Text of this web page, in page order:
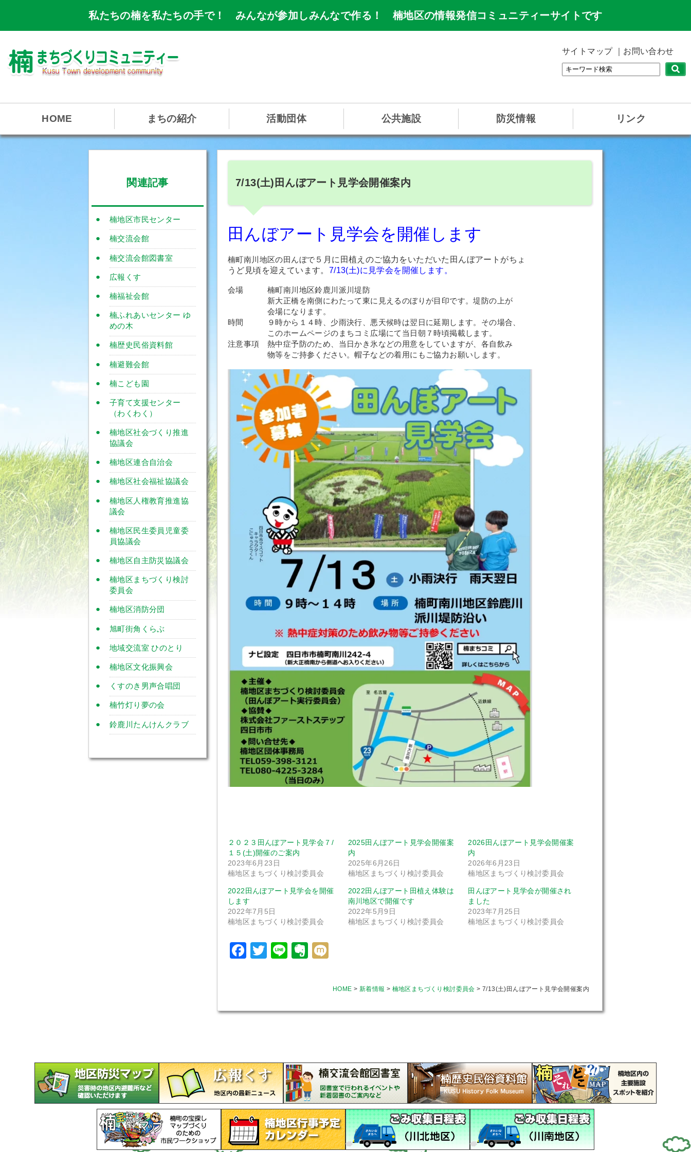
私たちの楠を私たちの手で！ みんなが参加しみんなで作る！ 楠地区の情報発信コミュニティーサイトです
サイトマップ お問い合わせ
HOME まちの紹介 活動団体 公共施設 防災情報 リンク
7/13(土)田んぼアート見学会開催案内
田んぼアート見学会を開催します
楠町南川地区の田んぼで ５月に田植 えのご協力をいただいた田んぼアー トがちょ
うど見頃を迎えています。 7/13(土)に 見学会を開催します。
会場 楠町南川地区鈴鹿川派川堤防
新大正橋を南側にわたって東に見えるのぼりが目印です。堤防の上が
会場になります。
時間 ９時から１４時、少雨決行、悪天候時は翌日に延期します。その場合、
このホームページのまちコミ広場にて当日朝７時頃掲載します。
注意事項 熱中症予防のため、当日かき氷などの用意をしていますが、各自飲み
物等をご持参ください。帽子などの着用にもご協力お願いします。
２０２３田んぼアート見学会７/
１５(土)開催のご案内
2023年6月23日
楠地区まちづくり検討委員会
2025田んぼアート見学会開催案
内
2025年6月26日
楠地区まちづくり検討委員会
2026田んぼアート見学会開催案
内
2026年6月23日
楠地区まちづくり検討委員会
2022田んぼアート見学会を開催
します
2022年7月5日
楠地区まちづくり検討委員会
2022田んぼアート田植え体験は
南川地区で開催です
2022年5月9日
楠地区まちづくり検討委員会
田んぼアート見学会が開催され
ました
2023年7月25日
楠地区まちづくり検討委員会
Facebook
Twitter
LineEvernote
HOME > 新着情報 > 楠地区まちづくり検討委員会 > 7/13(土)田んぼアート見学会開催案内
関連記事
楠地区市民センター
楠交流会館
楠交流会館図書室
広報くす
楠福祉会館
楠ふれあいセンター ゆ
めの木
楠歴史民俗資料館
楠避難会館
楠こども園
子育て支援センター
（わくわく）
楠地区社会づくり推進
協議会
楠地区連合自治会
楠地区社会福祉協議会
楠地区人権教育推進協
議会
楠地区民生委員児童委
員協議会
楠地区自主防災協議会
楠地区まちづくり検討
委員会
楠地区消防分団
旭町街角くらぶ
地域交流室 ひのとり
楠地区文化振興会
くすのき男声合唱団
楠竹灯り夢の会
鈴鹿川たんけんクラブ